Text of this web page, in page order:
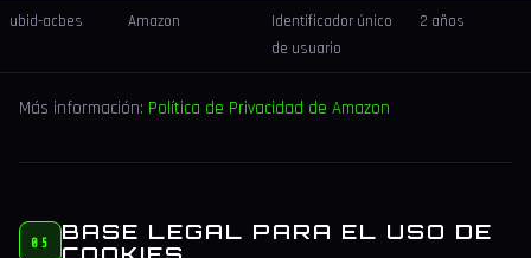
ubid-acbes Amazon
Identificador único
de usuario
2 años
Más información: Política de Privacidad de Amazon
05
BASE LEGAL PARA EL USO DE